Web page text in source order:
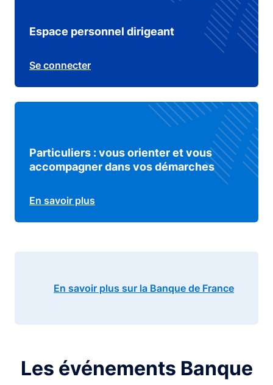
Espace personnel dirigeant
Se connecter
Particuliers : vous orienter et vous
accompagner dans vos démarches
En savoir plus
En savoir plus sur la Banque de France
Les événements Banque